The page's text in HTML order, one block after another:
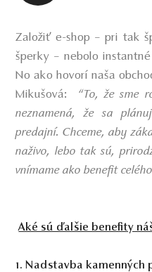
Založiť e-shop – pri tak
šperky – nebolo
No ako hovorí naša
Mikušová: “To, že sme
neznamená, že sa
predajní. Chceme, aby
naživo, lebo tak sú,
vnímame ako benefit
Aké sú ďalšie benefity
1. Nadstavba kamenných